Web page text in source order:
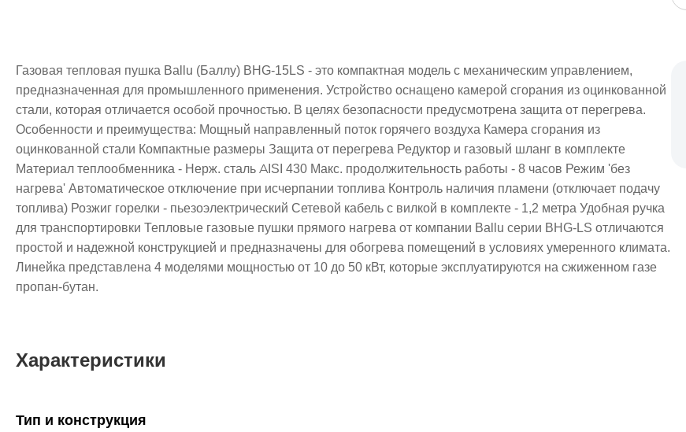
Газовая тепловая пушка Ballu (Баллу) BHG-15LS - это компактная модель с механическим управлением,
предназначенная для промышленного применения. Устройство оснащено камерой сгорания из оцинкованной
стали, которая отличается особой прочностью. В целях безопасности предусмотрена защита от перегрева.
Особенности и преимущества: Мощный направленный поток горячего воздуха Камера сгорания из
оцинкованной стали Компактные размеры Защита от перегрева Редуктор и газовый шланг в комплекте
Материал теплообменника - Нерж. сталь AISI 430 Макс. продолжительность работы - 8 часов Режим 'без
нагрева' Автоматическое отключение при исчерпании топлива Контроль наличия пламени (отключает подачу
топлива) Розжиг горелки - пьезоэлектрический Сетевой кабель с вилкой в комплекте - 1,2 метра Удобная ручка
для транспортировки Тепловые газовые пушки прямого нагрева от компании Ballu серии BHG-LS отличаются
простой и надежной конструкцией и предназначены для обогрева помещений в условиях умеренного климата.
Линейка представлена 4 моделями мощностью от 10 до 50 кВт, которые эксплуатируются на сжиженном газе
пропан-бутан.
Характеристики
Тип и конструкция